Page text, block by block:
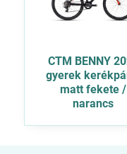
CTM BENNY
gyerek
matt fekete /
narancs